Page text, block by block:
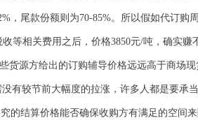
，尾款份额则为70-85%。所以假如代订购
等相关费用之后，价格3850元/吨，确实
货源方给出的订购辅导价格远远高于商场
有较节前大幅度的拉涨，许多人都是要承
的结算价格能否确保收购方有满足的空间